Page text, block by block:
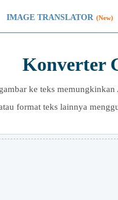
IMAGE TRANSLATOR (New)
Konverter
ke teks
format teks lainnya